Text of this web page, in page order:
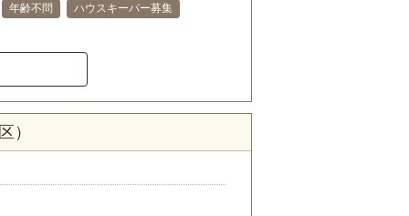
年齢不問 ハウスキーパー募集
）